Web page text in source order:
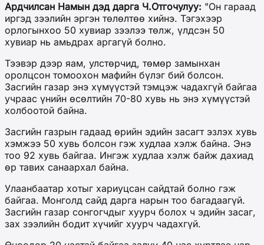
Ардчилсан Намын дэд дарга Ч.Отгочулуу: "Он гараад
иргэд зээлийн эргэн төлөлтөө хийнэ. Тэгэхээр
орлогынхоо 50 хувиар зээлээ төлж, үлдсэн 50
хувиар нь амьдрах аргагүй болно.
Тээвэр дээр яам, улстөрчид, төмөр замынхан
оролцсон томоохон мафийн бүлэг бий болсон.
Засгийн газар энэ хүмүүстэй тэмцэж чадахгүй байгаа
учраас үнийн өсөлтийн 70-80 хувь нь энэ хүмүүстэй
холбоотой байна.
Засгийн газрын гадаад өрийн эдийн засагт эзлэх хувь
хэмжээ 50 хувь болсон гэж худлаа хэлж байна. Энэ
тоо 92 хувь байгаа. Ингэж худлаа хэлж байж дахиад
өр тавих санаархал байна.
Улаанбаатар хотыг хариуцсан сайдтай болно гэж
байгаа. Монголд сайд дарга нарын тоо багадаагүй.
Засгийн газар сонгогчдыг хуурч болох ч эдийн засаг,
зах зээлийн бодит хүчийг хуурч чадахгүй.